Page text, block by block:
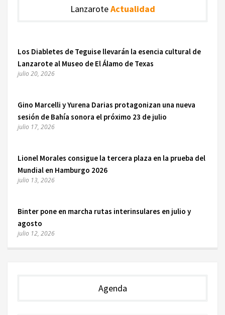
LanzaroteActualidad
Los Diabletes de Teguise llevarán la esencia cultural de
Lanzarote al Museo de El Álamo de Texas
julio 20, 2026
Gino Marcelli y Yurena Darias protagonizan una nueva
sesión de Bahía sonora el próximo 23 de julio
julio 17, 2026
Lionel Morales consigue la tercera plaza en la prueba del
Mundial en Hamburgo 2026
julio 13, 2026
Binter pone en marcha rutas interinsulares en julio y
agosto
julio 12, 2026
Agenda